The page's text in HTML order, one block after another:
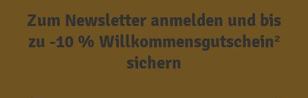
Zum Newsletter anmelden und bis
zu -10 % Willkommensgutschein²
sichern